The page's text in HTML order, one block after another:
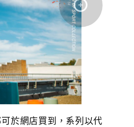
於網店買到，系列以代